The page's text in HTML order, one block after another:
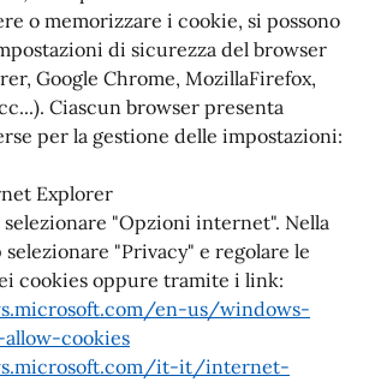
o memorizzare i cookie, si possono
di sicurezza del browser
Google Chrome, MozillaFirefox,
Ciascun browser presenta
per la gestione delle impostazioni:
Explorer
"Opzioni internet". Nella
"Privacy" e regolare le
cookies oppure tramite i link:
en-us/windows-
cookies
it-it/internet-